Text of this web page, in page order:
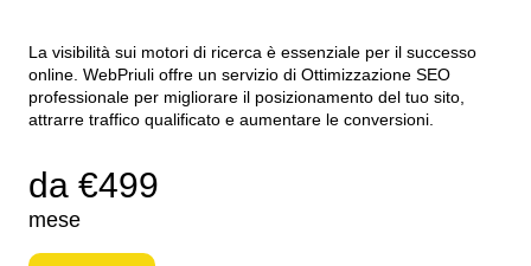
La visibilità sui motori di ricerca è essenziale per il successo
online. WebPriuli offre un servizio di Ottimizzazione SEO
professionale per migliorare il posizionamento del tuo sito,
attrarre traffico qualificato e aumentare le conversioni.
da €499
mese